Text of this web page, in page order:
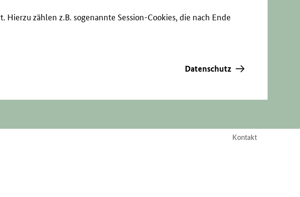
zählen z.B. sogenannte Session-Cookies, die nach Ende
Datenschutz
Kontakt